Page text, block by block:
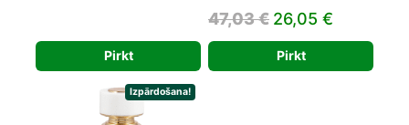
50,66 €.
Pirkt
47,03€ Original
price
was:
26,05 €
price
is:
Pirkt
Izpārdošana!